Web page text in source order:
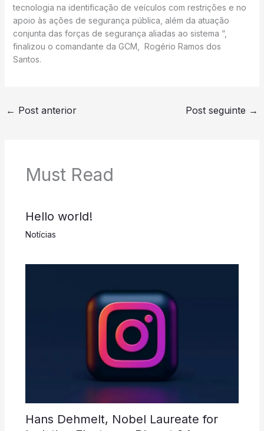
tecnologia na identificação de veículos com restrições e no
apoio às ações de segurança pública, além da atuação
conjunta das forças de segurança aliadas ao sistema “,
finalizou o comandante da GCM, Rogério Ramos dos
Santos.
← Post anterior Post seguinte →
Must Read
Hello world!
Notícias
Hans Dehmelt, Nobel Laureate for